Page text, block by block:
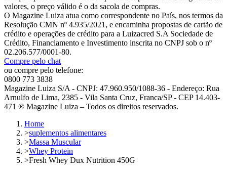
valores, o preço válido é o da sacola de compras.
O Magazine Luiza atua como correspondente no País, nos termos da
Resolução CMN nº 4.935/2021, e encaminha propostas de cartão de
crédito e operações de crédito para a Luizacred S.A Sociedade de
Crédito, Financiamento e Investimento inscrita no CNPJ sob o nº
02.206.577/0001-80.
Compre pelo chat
ou compre pelo telefone:
0800 773 3838
Magazine Luiza S/A - CNPJ: 47.960.950/1088-36 - Endereço: Rua
Arnulfo de Lima, 2385 - Vila Santa Cruz, Franca/SP - CEP 14.403-
471 ® Magazine Luiza – Todos os direitos reservados.
Home
>suplementos alimentares
>Massa Muscular
>Whey Protein
>Fresh Whey Dux Nutrition 450G